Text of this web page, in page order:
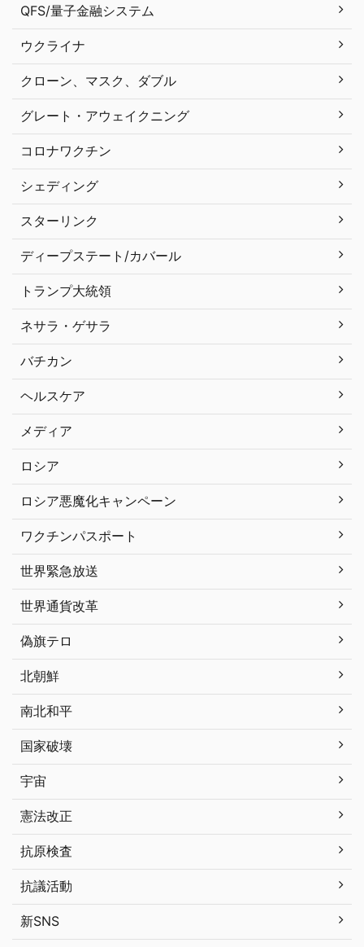
QFS/量子金融システム
ウクライナ
クローン、マスク、ダブル
グレート・アウェイクニング
コロナワクチン
シェディング
スターリンク
ディープステート/カバール
トランプ大統領
ネサラ・ゲサラ
バチカン
ヘルスケア
メディア
ロシア
ロシア悪魔化キャンペーン
ワクチンパスポート
世界緊急放送
世界通貨改革
偽旗テロ
北朝鮮
南北和平
国家破壊
宇宙
憲法改正
抗原検査
抗議活動
新SNS